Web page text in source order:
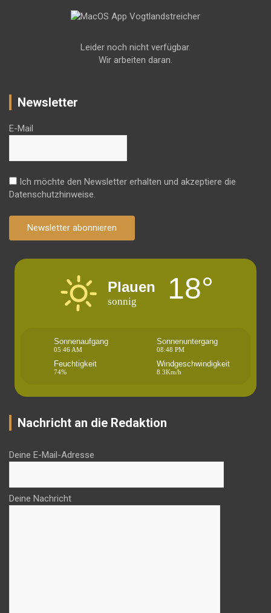
Leider noch nicht verfügbar.
Wir arbeiten daran.
Newsletter
E-Mail
Ich möchte den Newsletter erhalten und akzeptiere die
Datenschutzhinweise.
Newsletter abonnieren
Plauen
sonnig 18°
Sonnenaufgang
05:46 AM
Sonnenuntergang
08:48 PM
Feuchtigkeit
74%
Windgeschwindigkeit
8.3Km/h
Nachricht an die Redaktion
Deine E-Mail-Adresse
Deine Nachricht